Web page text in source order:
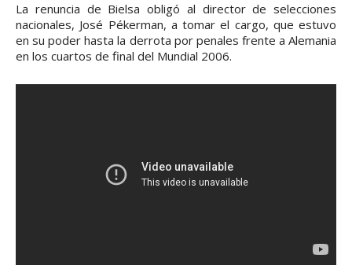
La renuncia de Bielsa obligó al director de selecciones
nacionales, José Pékerman, a tomar el cargo, que estuvo
en su poder hasta la derrota por penales frente a Alemania
en los cuartos de final del Mundial 2006.